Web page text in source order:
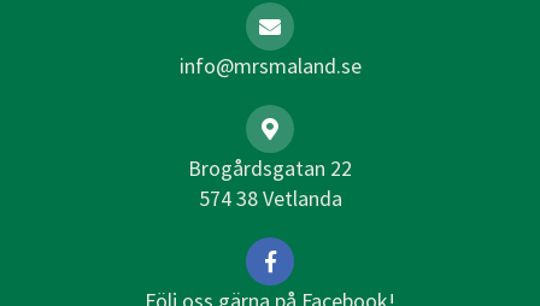
info@mrsmaland.se
Brogårdsgatan 22
574 38 Vetlanda